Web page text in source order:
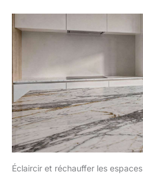
Éclaircir et réchauffer les espaces